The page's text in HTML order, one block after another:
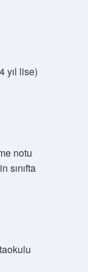
yıl lise)
notu
sınıfta